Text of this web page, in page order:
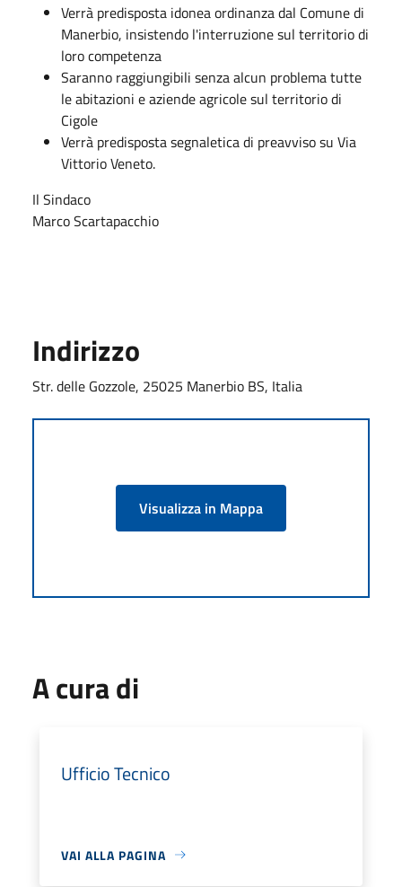
Verrà predisposta idonea ordinanza dal Comune di
Manerbio, insistendo l'interruzione sul territorio di
loro competenza
Saranno raggiungibili senza alcun problema tutte
le abitazioni e aziende agricole sul territorio di
Cigole
Verrà predisposta segnaletica di preavviso su Via
Vittorio Veneto.
Il Sindaco
Marco Scartapacchio
Indirizzo
Str. delle Gozzole, 25025 Manerbio BS, Italia
Visualizza in Mappa
A cura di
Ufficio Tecnico
VAI ALLA PAGINA